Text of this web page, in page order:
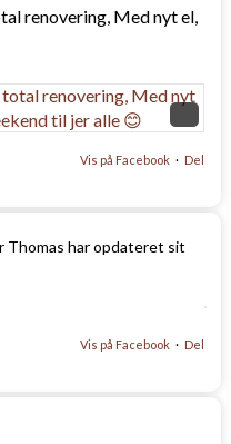
renovering, Med nyt el,
Vis på Facebook · Del
Thomas har opdateret sit
Vis på Facebook · Del